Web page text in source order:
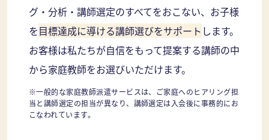
グ・分析・講師選定のすべてをおこない、お子様
を目標達成に導ける講師選びをサポート します。
お客様は私たちが自信をもって提案する講師の中
から家庭教師をお選びいただけます。
※一般的な家庭教師派遣サービスは、ご家庭へのヒアリング担
当と講師選定の担当が異なり、講師選定は入会後に事務的にお
こなわれています。